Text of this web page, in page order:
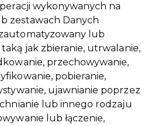
wykonywanych na
zestawach Danych
lub
jak zbieranie, utrwalanie,
przechowywanie,
pobieranie,
ujawnianie poprzez
lub innego rodzaju
lub łączenie,